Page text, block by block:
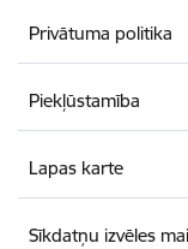
Privātuma politika
Piekļūstamība
Lapas karte
Sīkdatņu izvēles